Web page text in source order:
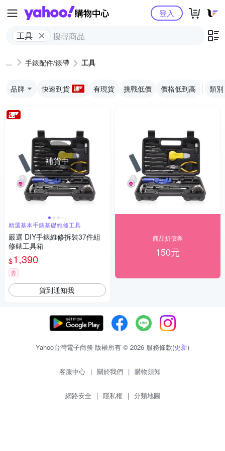
Yahoo購物中心
工具
登入
手錶配件/錶帶 工具
品牌 快速到貨 有現貨 挑戰低價 價格低到高 類別
補貨中
精選基本手錶基礎維修工具
嚴選 DIY手錶維修拆裝37件組
修錶工具箱
$1,390
券
貨到通知我
商品折價券
150元
Yahoo台灣電子商務 版權所有 © 2026 服務條款(更新)
客服中心 | 關於我們 | 購物須知
網路安全 | 隱私權 | 分類地圖